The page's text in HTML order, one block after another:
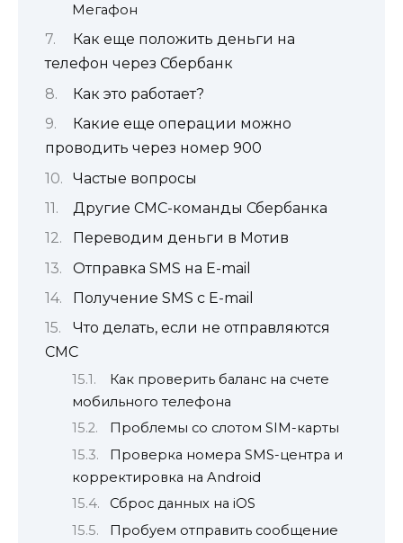
Мегафон
Как еще положить деньги на
телефон через Сбербанк
Как это работает?
Какие еще операции можно
проводить через номер 900
Частые вопросы
Другие СМС-команды Сбербанка
Переводим деньги в Мотив
Отправка SMS на E-mail
Получение SMS c E-mail
Что делать, если не отправляются
СМС
Как проверить баланс на счете
мобильного телефона
Проблемы со слотом SIM-карты
Проверка номера SMS-центра и
корректировка на Android
Сброс данных на iOS
Пробуем отправить сообщение